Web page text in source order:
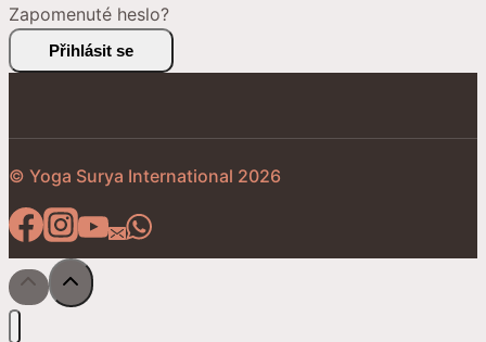
Zapomenuté heslo?
Přihlásit se
© Yoga Surya International 2026